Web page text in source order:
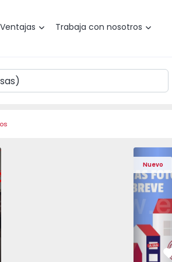
Ventajas Trabaja con nosotros
Pedrouços - 1575536 - 7
T3 Maia, Pedrouços - 1575536 - 9
Apartamento T3 Maia, Pedrouços -
Apartamento T3 Maia,
Apartamento T3
Nuevo